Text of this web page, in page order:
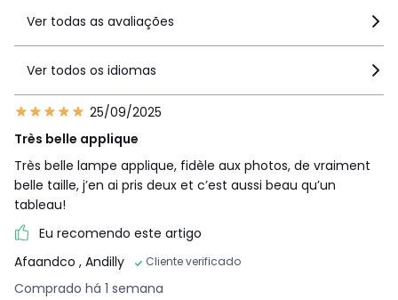
Ver todas as avaliações
Ver todos os idiomas
25/09/2025
Très belle applique
Très belle lampe applique, fidèle aux photos, de vraiment
belle taille, j’en ai pris deux et c’est aussi beau qu’un
tableau!
Eu recomendo este artigo
Afaandco , Andilly Cliente verificado
Comprado há 1 semana